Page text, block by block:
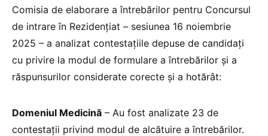
Comisia de elaborare a întrebărilor pentru Concursul
de intrare în Rezidențiat – sesiunea 16 noiembrie
2025 – a analizat contestațiile depuse de candidați
cu privire la modul de formulare a întrebărilor și a
răspunsurilor considerate corecte și a hotărât:
Domeniul Medicină – Au fost analizate 23 de
contestații privind modul de alcătuire a întrebărilor.